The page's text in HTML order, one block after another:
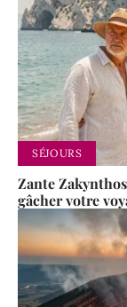
SÉJOURS
Zante
gâcher votre